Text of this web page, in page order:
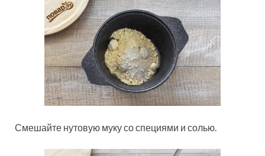
Смешайте нутовую муку со специями и солью.